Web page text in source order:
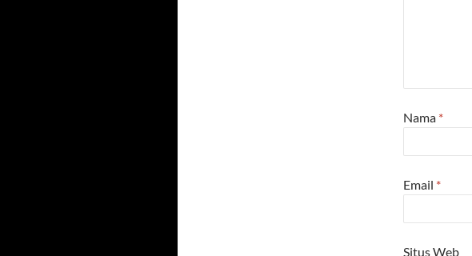
Nama *
Email *
Situs Web